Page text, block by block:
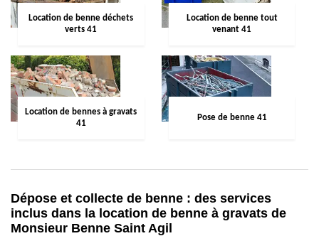
Location de benne déchets
verts 41
Location de benne tout
venant 41
Location de bennes à gravats
41
Pose de benne 41
Dépose et collecte de benne : des services
inclus dans la location de benne à gravats de
Monsieur Benne Saint Agil